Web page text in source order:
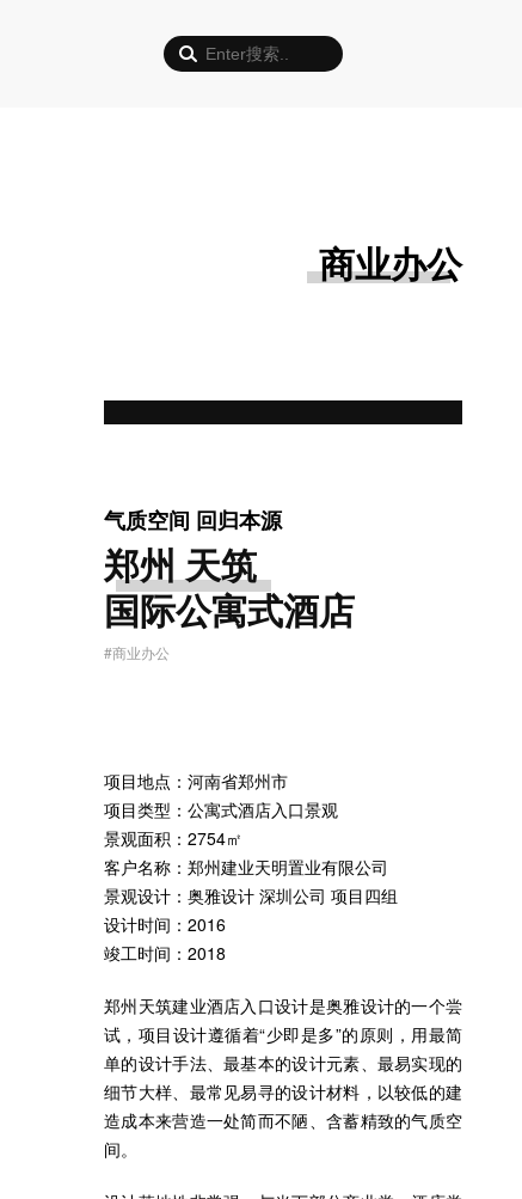
商业办公
气质空间 回归本源
郑州 天筑
国际公寓式酒店
#商业办公
项目地点：河南省郑州市
项目类型：公寓式酒店入口景观
景观面积：2754㎡
客户名称：郑州建业天明置业有限公司
景观设计：奥雅设计 深圳公司 项目四组
设计时间：2016
竣工时间：2018
郑州天筑建业酒店入口设计是奥雅设计的一个尝
试，项目设计遵循着“少即是多”的原则，用最简
单的设计手法、最基本的设计元素、最易实现的
细节大样、最常见易寻的设计材料，以较低的建
造成本来营造一处简而不陋、含蓄精致的气质空
间。